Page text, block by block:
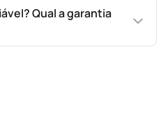
Qual a garantia